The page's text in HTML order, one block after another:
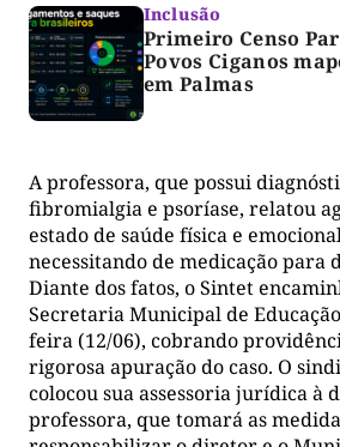
Inclusão
Primeiro Censo
Povos Ciganos
em Palmas
A professora, que possui
fibromialgia e psoríase, relatou
estado de saúde física e
necessitando de medicação para
Diante dos fatos, o Sintet
Secretaria Municipal de
feira (12/06), cobrando
rigorosa apuração do caso. O
colocou sua assessoria jurídica à
professora, que tomará as